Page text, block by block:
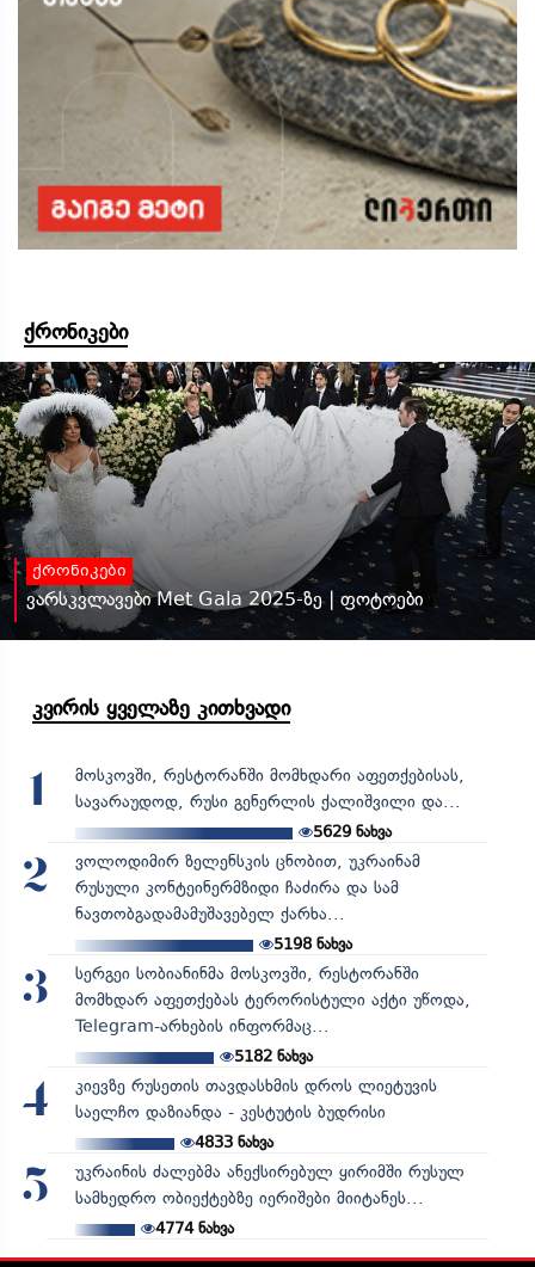
ქრონიკები
ქრონიკები
ვარსკვლავები Met Gala 2025-ზე | ფოტოები
კვირის ყველაზე კითხვადი
1
მოსკოვში, რესტორანში მომხდარი აფეთქებისას,
სავარაუდოდ, რუსი გენერლის ქალიშვილი და...
5629 ნახვა
2
ვოლოდიმირ ზელენსკის ცნობით, უკრაინამ
რუსული კონტეინერმზიდი ჩაძირა და სამ
ნავთობგადამამუშავებელ ქარხა...
5198ნახვა
3
სერგეი სობიანინმა მოსკოვში, რესტორანში
მომხდარ აფეთქებას ტერორისტული აქტი უწოდა,
Telegram-არხების ინფორმაც...
5182ნახვა
4
კიევზე რუსეთის თავდასხმის დროს ლიეტუვის
საელჩო დაზიანდა - კესტუტის ბუდრისი
4833ნახვა
5
უკრაინის ძალებმა ანექსირებულ ყირიმში რუსულ
სამხედრო ობიექტებზე იერიშები მიიტანეს...
4774ნახვა